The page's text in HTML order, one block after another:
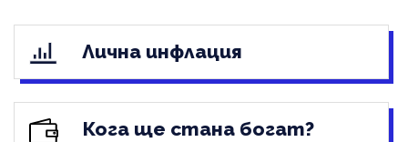
Лична инфлация
Кога ще стана богат?